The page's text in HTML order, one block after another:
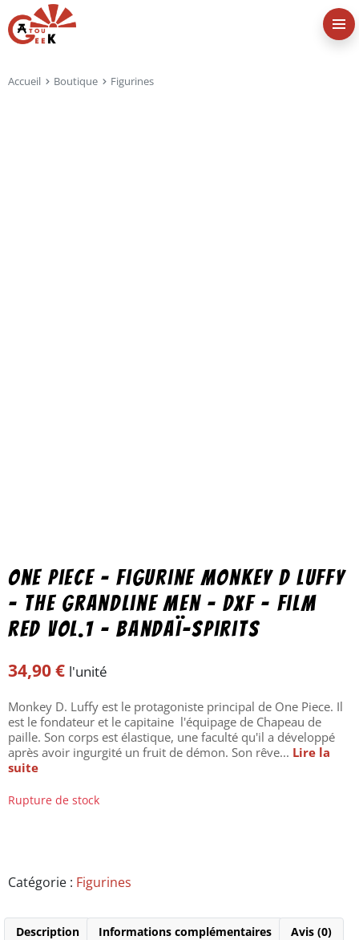
Accueil Boutique Figurines
One Piece – Figurine Monkey D Luffy
– The Grandline Men – DXF – Film
red Vol.1 – Bandaï-Spirits
34,90€ l'unité
Monkey D. Luffy est le protagoniste principal de One Piece. Il
est le fondateur et le capitaine l'équipage de Chapeau de
paille. Son corps est élastique, une faculté qu'il a développé
après avoir ingurgité un fruit de démon. Son rêve... Lire la
suite
Rupture de stock
Catégorie : Figurines
Description Informations complémentaires Avis (0)